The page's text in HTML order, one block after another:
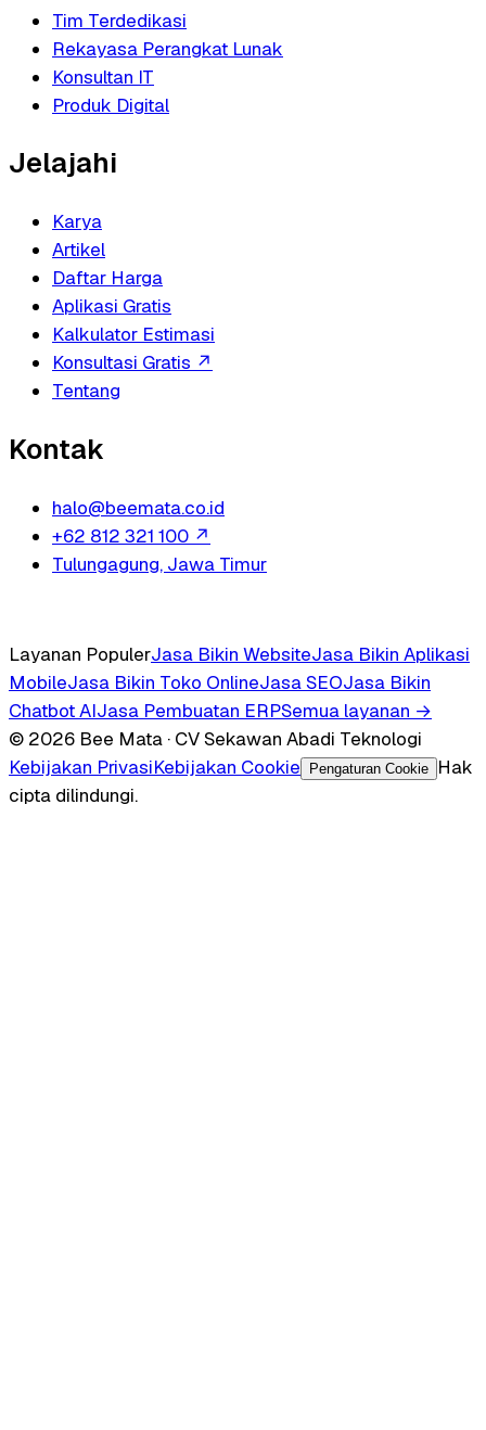
Tim Terdedikasi
Rekayasa Perangkat Lunak
Konsultan IT
Produk Digital
Jelajahi
Karya
Artikel
Daftar Harga
Aplikasi Gratis
Kalkulator Estimasi
Konsultasi Gratis ↗
Tentang
Kontak
halo@beemata.co.id
+62 812 321 100 ↗
Tulungagung, Jawa Timur
Layanan PopulerJasa Bikin WebsiteJasa Bikin Aplikasi
MobileJasa Bikin Toko OnlineJasa SEOJasa Bikin
Chatbot AIJasa Pembuatan ERPSemua layanan →
© 2026 Bee Mata · CV Sekawan Abadi Teknologi
Kebijakan PrivasiKebijakan Cookie Pengaturan Cookie
Hak
cipta dilindungi.